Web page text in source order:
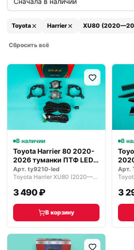
Toyota Harrier XU80
Сбросить всё
В наличии
Toyota Harrier 80 2020-
2026 туманки ПТФ LED
компл…
Арт. ty9210-led
Toyota Harrier XU80 (2020—2026)
3 490 ₽
В корзину
В
Арт.
3